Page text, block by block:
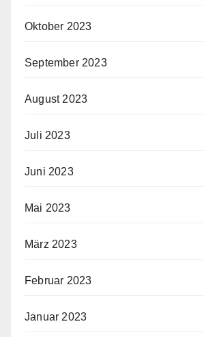
Oktober 2023
September 2023
August 2023
Juli 2023
Juni 2023
Mai 2023
März 2023
Februar 2023
Januar 2023